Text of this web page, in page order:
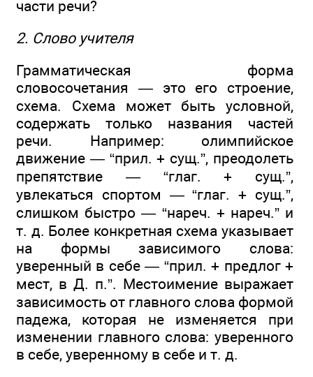
части речи?
2. Слово учителя
Грамматическая форма
словосочетания — это его строение,
схема. Схема может быть условной,
содержать только названия частей
речи. Например: олимпийское
движение — “прил. + сущ.”, преодолеть
препятствие — “глаг. + сущ.”,
увлекаться спортом — “глаг. + сущ.”,
слишком быстро — “нареч. + нареч.” и
т. д. Более конкретная схема указывает
на формы зависимого слова:
уверенный в себе — “прил. + предлог +
мест, в Д. п.”. Местоимение выражает
зависимость от главного слова формой
падежа, которая не изменяется при
изменении главного слова: уверенного
в себе, уверенному в себе и т. д.